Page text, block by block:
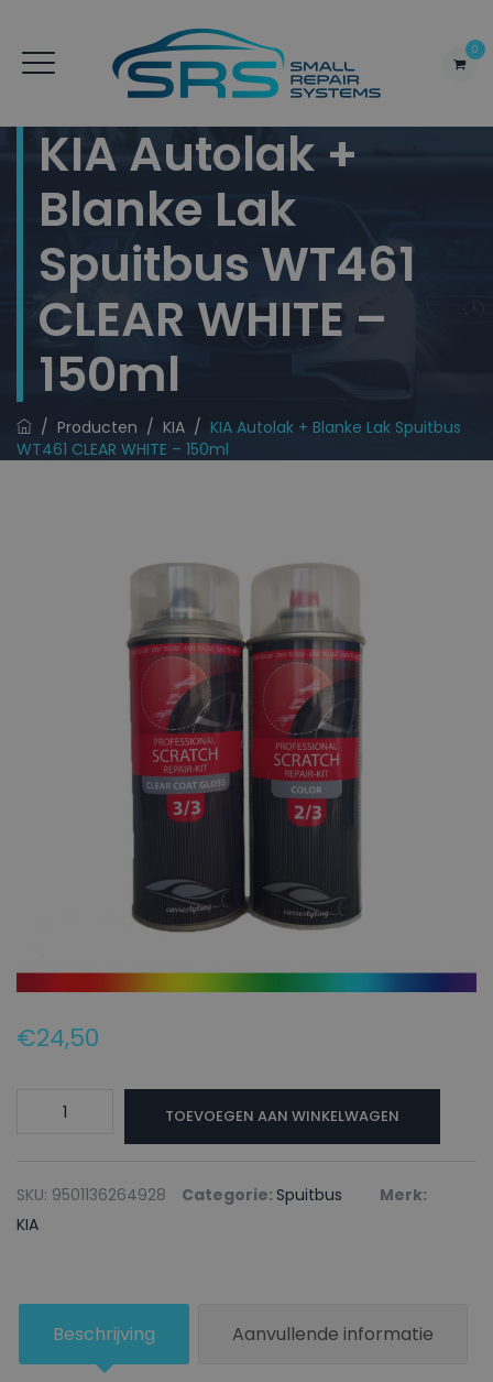
0
KIA Autolak +
Blanke Lak
Spuitbus WT461
CLEAR WHITE –
150ml
/ Producten / KIA / KIA Autolak + Blanke Lak Spuitbus
WT461 CLEAR WHITE – 150ml
€24,50
Blanke
lak
CLEAR
WHITE
-
TOEVOEGEN AAN WINKELWAGEN
SKU: 9501136264928 Categorie: Spuitbus
Merk:
KIA
Beschrijving Aanvullende informatie